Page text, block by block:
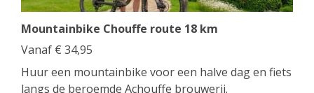
Mountainbike Chouffe route 18 km
Vanaf € 34,95
Huur een mountainbike voor een halve dag en fiets
langs de beroemde Achouffe brouwerij.